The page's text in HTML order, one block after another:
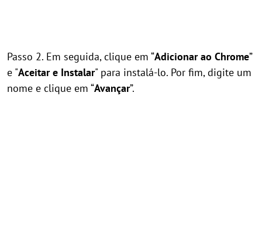
Passo 2. Em seguida, clique em “Adicionar ao Chrome”
e "Aceitar e Instalar" para instalá-lo. Por fim, digite um
nome e clique em “Avançar”.